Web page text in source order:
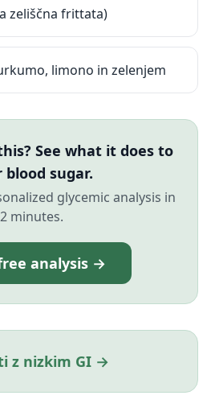
zeliščna frittata)
limono in zelenjem
See what it does to
blood sugar.
glycemic analysis in
2 minutes.
analysis →
z nizkim GI →